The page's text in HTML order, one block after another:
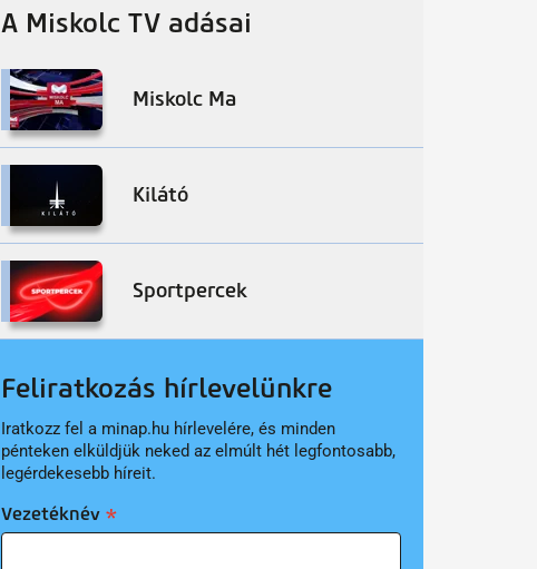
A Miskolc TV adásai
Miskolc Ma
Kilátó
Sportpercek
Feliratkozás hírlevelünkre
Iratkozz fel a minap.hu hírlevelére, és minden
pénteken elküldjük neked az elmúlt hét legfontosabb,
legérdekesebb híreit.
Vezetéknév